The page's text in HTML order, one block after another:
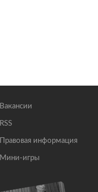
Вакансии
RSS
Правовая информация
Мини-игры